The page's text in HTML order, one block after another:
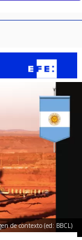
de contexto (ed: BBCL)